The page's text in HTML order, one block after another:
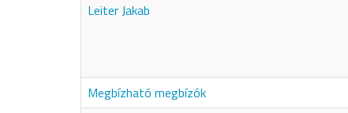
Leiter Jakab
Megbízható megbízók